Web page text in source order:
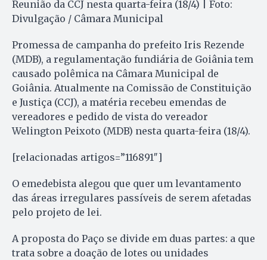
Reunião da CCJ nesta quarta-feira (18/4) | Foto:
Divulgação / Câmara Municipal
Promessa de campanha do prefeito Iris Rezende
(MDB), a regulamentação fundiária de Goiânia tem
causado polêmica na Câmara Municipal de
Goiânia. Atualmente na Comissão de Constituição
e Justiça (CCJ), a matéria recebeu emendas de
vereadores e pedido de vista do vereador
Welington Peixoto (MDB) nesta quarta-feira (18/4).
[relacionadas artigos=”116891″]
O emedebista alegou que quer um levantamento
das áreas irregulares passíveis de serem afetadas
pelo projeto de lei.
A proposta do Paço se divide em duas partes: a que
trata sobre a doação de lotes ou unidades